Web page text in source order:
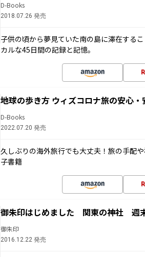
D-Books
2018.07.26 発売
子供の頃から夢見ていた南の島に滞在する
カルな45日間の記録と記憶。
地球の歩き方 ウィズコロナ旅の安心・
D-Books
2022.07.20 発売
久しぶりの海外旅行でも大丈夫！旅の手配
子書籍
御朱印はじめました 関東の神社 週
御朱印
2016.12.22 発売